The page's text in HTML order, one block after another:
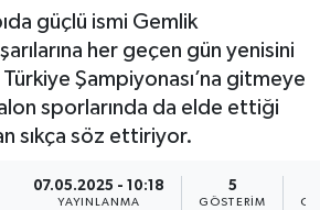
güçlü ismi Gemlik
her geçen gün yenisini
Şampiyonası’na gitmeye
sporlarında da elde ettiği
sıkça söz ettiriyor.
07.05.2025 - 10:18
YAYINLANMA
5
GÖSTERIM